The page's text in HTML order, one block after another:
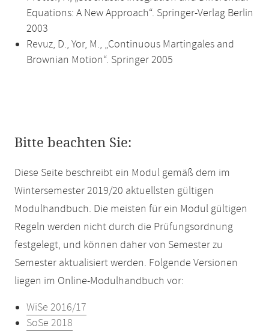
Equations: A New Approach“. Springer-Verlag Berlin
2003
Revuz, D., Yor, M., „Continuous Martingales and
Brownian Motion“. Springer 2005
Bitte beachten Sie:
Diese Seite beschreibt ein Modul gemäß dem im
Wintersemester 2019/20 aktuellsten gültigen
Modulhandbuch. Die meisten für ein Modul gültigen
Regeln werden nicht durch die Prüfungsordnung
festgelegt, und können daher von Semester zu
Semester aktualisiert werden. Folgende Versionen
liegen im Online-Modulhandbuch vor:
WiSe 2016/17
SoSe 2018